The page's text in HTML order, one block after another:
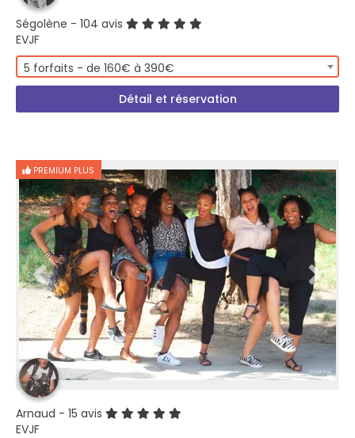
Ségolène - 104 avis
EVJF
5 forfaits - de 160€ à 390€
Détail et réservation
PREMIUM PLUS
Arnaud - 15 avis
EVJF